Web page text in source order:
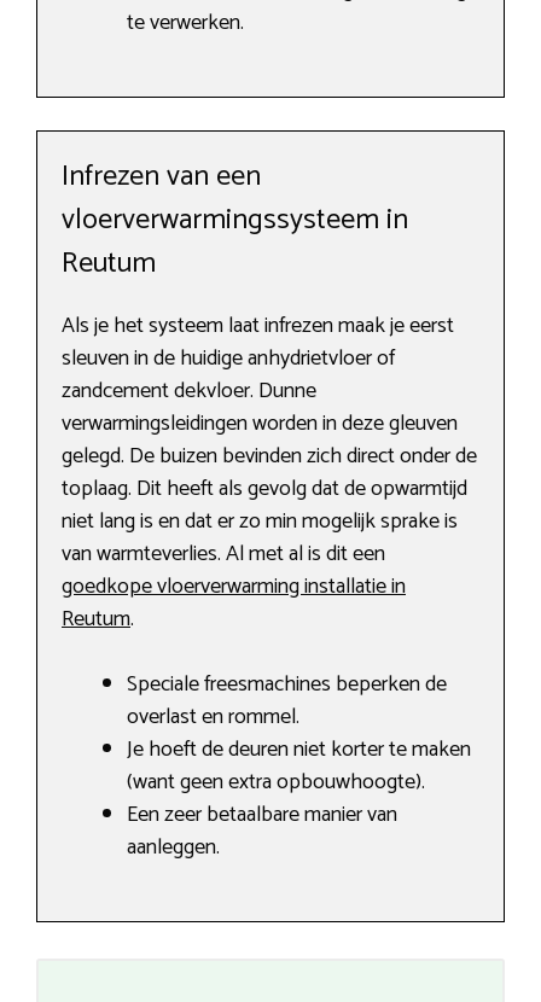
te verwerken.
Infrezen van een
vloerverwarmingssysteem in
Reutum
Als je het systeem laat infrezen maak je eerst
sleuven in de huidige anhydrietvloer of
zandcement dekvloer. Dunne
verwarmingsleidingen worden in deze gleuven
gelegd. De buizen bevinden zich direct onder de
toplaag. Dit heeft als gevolg dat de opwarmtijd
niet lang is en dat er zo min mogelijk sprake is
van warmteverlies. Al met al is dit een
goedkope vloerverwarming installatie in
Reutum.
Speciale freesmachines beperken de
overlast en rommel.
Je hoeft de deuren niet korter te maken
(want geen extra opbouwhoogte).
Een zeer betaalbare manier van
aanleggen.